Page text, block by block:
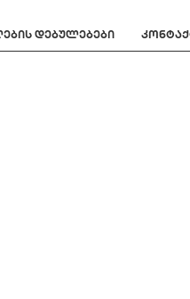
დებულებები